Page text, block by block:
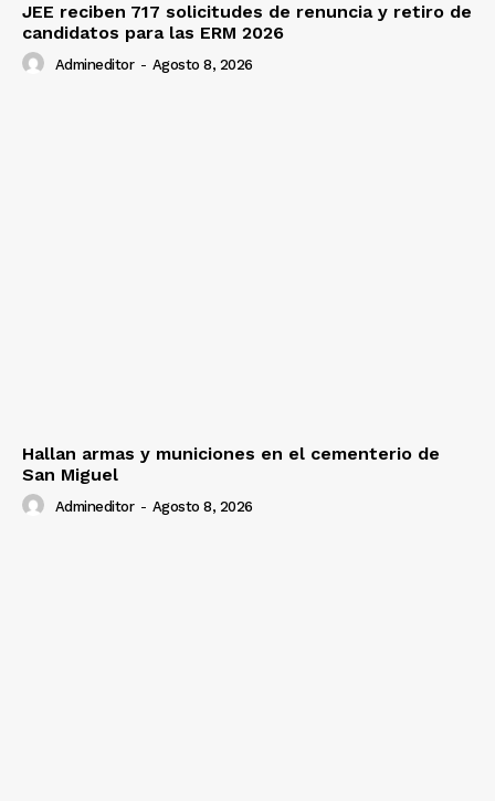
JEE reciben 717 solicitudes de renuncia y retiro de
candidatos para las ERM 2026
Admineditor - Agosto 8, 2026
Hallan armas y municiones en el cementerio de
San Miguel
Admineditor - Agosto 8, 2026